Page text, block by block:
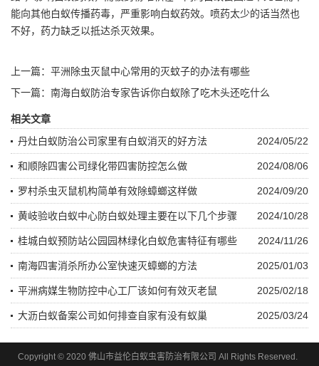
能向其他白蚁传播药毒，严重影响白蚁药效。喷药太少的话当然也
不好，药力缺乏以抵达杀灭效果。
上一篇： 平洲除虫灭鼠中心常用的灭蚊子的办法有哪些
下一篇： 南海白蚁防治专家告诉你白蚁除了吃木头还吃什么
相关文章
2024/05/22
丹灶白蚁防治公司家里有白蚁消灭的好方法
2024/08/06
和顺除四害公司绿化带四害防控怎么做
2024/09/20
罗村杀虫灭鼠机构简单有效除蟑螂这样做
2024/10/28
黄岐验收白蚁中心防白蚁处理主要在以下几个步骤
2024/11/26
桂城白蚁预防站公园园林绿化白蚁危害特征有哪些
2025/01/03
南海四害消杀所办公室快速灭蟑螂的方法
2025/02/18
平洲病媒生物防控中心工厂该如何有效灭老鼠
2025/03/24
大沥白蚁备案公司如何排查自家有没有蚁巢
Copyright © 2020 佛山市益伦白蚁虫害防治有限公司 All Rights Reserved.